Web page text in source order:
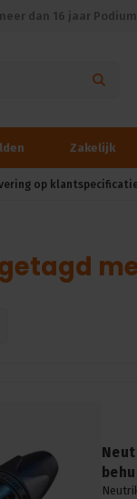
dan 16 jaar
Zakelijk
op